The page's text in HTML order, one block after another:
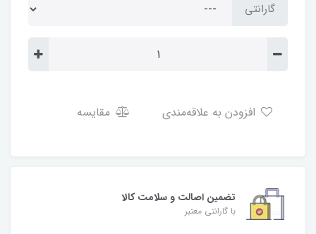
گارانتی
مقایسه
تضمین اصالت و سلامت کالا
با گارانتی معتبر